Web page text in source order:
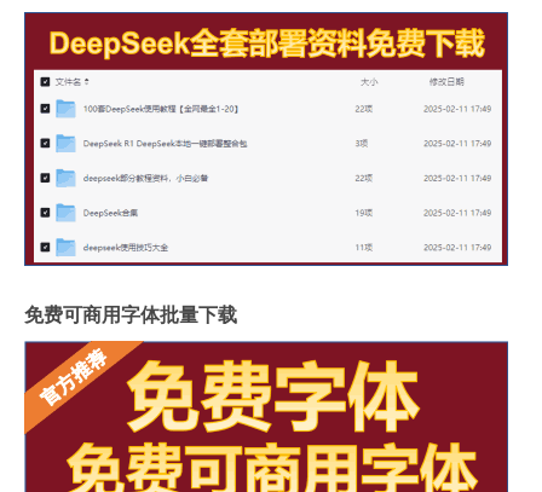
免费可商用字体批量下载